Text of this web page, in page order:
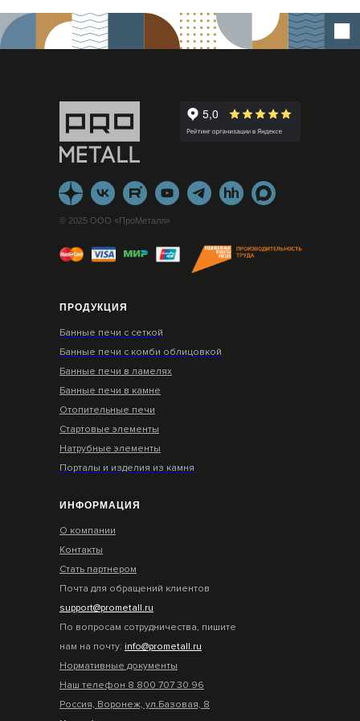
ПРОДУКЦИЯ
Банные печи с сеткой
Банные печи с комби облицовкой
Банные печи в ламелях
Банные печи в камне
Отопительные печи
Стартовые элементы
Натрубные элементы
Порталы и изделия из камня
ИНФОРМАЦИЯ
О компании
Контакты
Стать партнером
Почта для обращений клиентов
support@prometall.ru
По вопросам сотрудничества, пишите
нам на почту: info@prometall.ru
Нормативные документы
Наш телефон 8 800 707 30 96
Россия, Воронеж, ул.Базовая, 8
© 2025 ООО «ПроМеталл»